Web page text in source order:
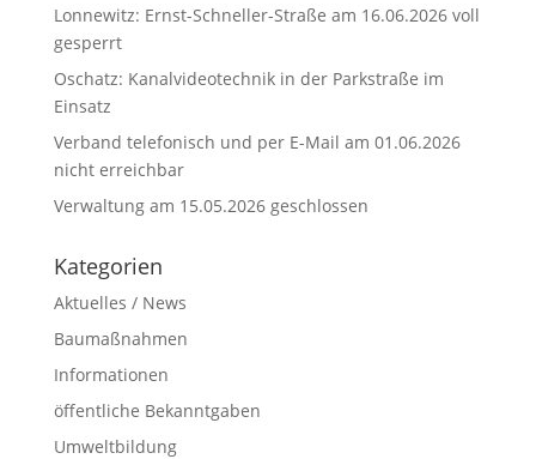
Lonnewitz: Ernst-Schneller-Straße am 16.06.2026 voll
gesperrt
Oschatz: Kanalvideotechnik in der Parkstraße im
Einsatz
Verband telefonisch und per E-Mail am 01.06.2026
nicht erreichbar
Verwaltung am 15.05.2026 geschlossen
Kategorien
Aktuelles / News
Baumaßnahmen
Informationen
öffentliche Bekanntgaben
Umweltbildung